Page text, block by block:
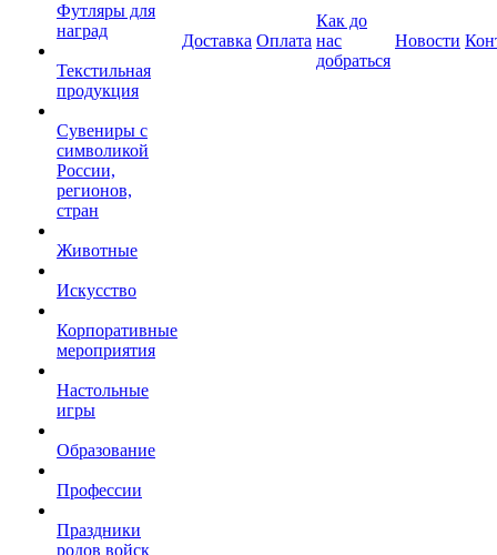
Футляры для
наград
Текстильная
продукция
Сувениры с
символикой
России,
регионов,
стран
Животные
Искусство
Корпоративные
мероприятия
Настольные
игры
Образование
Профессии
Праздники
родов войск
Доставка Оплата
Как до
нас
добраться
Новости